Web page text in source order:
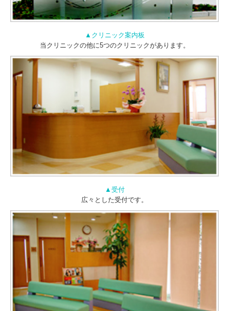
▲クリニック案内板
当クリニックの他に5つのクリニックがあります。
▲受付
広々とした受付です。